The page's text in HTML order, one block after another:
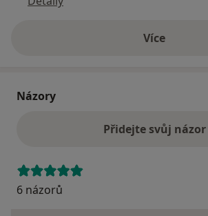
Víceo adrese
Názory
Přidejte svůj názor
6 názorů